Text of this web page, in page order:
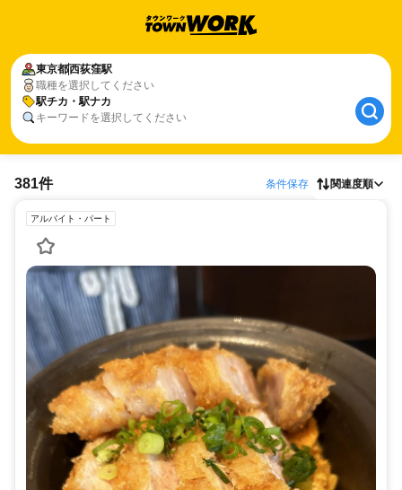
東京都西荻窪駅
職種を選択してください
駅チカ・駅ナカ
キーワードを選択してください
381件 条件保存 関連度順
アルバイト・パート